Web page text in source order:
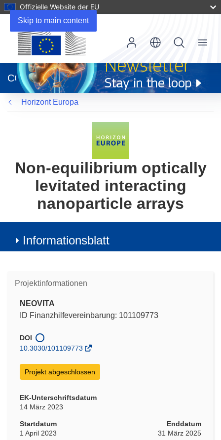
Skip to main content
Offizielle Website der EU
neuem
Fenster)
CORDIS
Menu
Horizont Europa
Non-equilibrium optically
levitated interacting
nanoparticle arrays
Informationsblatt
Projektinformationen
NEOVITA
ID Finanzhilfevereinbarung: 101109773
DOI
10.3030/101109773
Projekt abgeschlossen
EK-Unterschriftsdatum
14 März 2023
Startdatum
1 April 2023
Enddatum
31 März 2025